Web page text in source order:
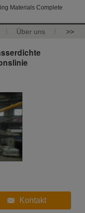
Materials Complete
Über uns >>
Kontakt